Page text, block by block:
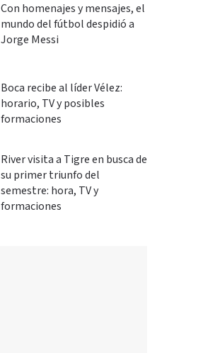
Con homenajes y mensajes, el
mundo del fútbol despidió a
Jorge Messi
Boca recibe al líder Vélez:
horario, TV y posibles
formaciones
River visita a Tigre en busca de
su primer triunfo del
semestre: hora, TV y
formaciones